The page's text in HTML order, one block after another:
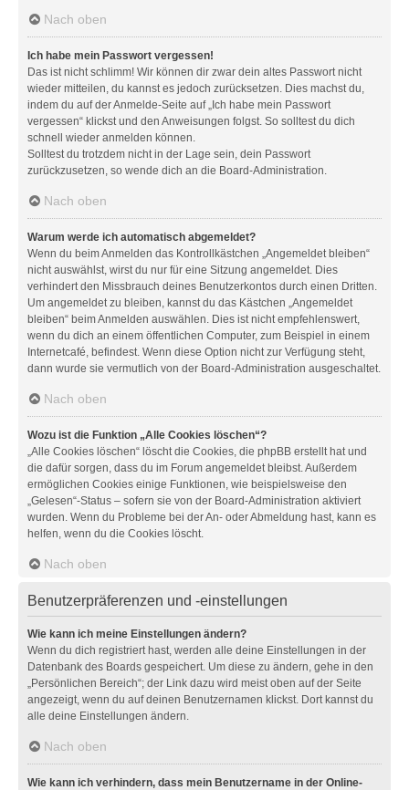
Nach oben
Ich habe mein Passwort vergessen!
Das ist nicht schlimm! Wir können dir zwar dein altes Passwort nicht
wieder mitteilen, du kannst es jedoch zurücksetzen. Dies machst du,
indem du auf der Anmelde-Seite auf „Ich habe mein Passwort
vergessen“ klickst und den Anweisungen folgst. So solltest du dich
schnell wieder anmelden können.
Solltest du trotzdem nicht in der Lage sein, dein Passwort
zurückzusetzen, so wende dich an die Board-Administration.
Nach oben
Warum werde ich automatisch abgemeldet?
Wenn du beim Anmelden das Kontrollkästchen „Angemeldet bleiben“
nicht auswählst, wirst du nur für eine Sitzung angemeldet. Dies
verhindert den Missbrauch deines Benutzerkontos durch einen Dritten.
Um angemeldet zu bleiben, kannst du das Kästchen „Angemeldet
bleiben“ beim Anmelden auswählen. Dies ist nicht empfehlenswert,
wenn du dich an einem öffentlichen Computer, zum Beispiel in einem
Internetcafé, befindest. Wenn diese Option nicht zur Verfügung steht,
dann wurde sie vermutlich von der Board-Administration ausgeschaltet.
Nach oben
Wozu ist die Funktion „Alle Cookies löschen“?
„Alle Cookies löschen“ löscht die Cookies, die phpBB erstellt hat und
die dafür sorgen, dass du im Forum angemeldet bleibst. Außerdem
ermöglichen Cookies einige Funktionen, wie beispielsweise den
„Gelesen“-Status – sofern sie von der Board-Administration aktiviert
wurden. Wenn du Probleme bei der An- oder Abmeldung hast, kann es
helfen, wenn du die Cookies löscht.
Nach oben
Benutzerpräferenzen und -einstellungen
Wie kann ich meine Einstellungen ändern?
Wenn du dich registriert hast, werden alle deine Einstellungen in der
Datenbank des Boards gespeichert. Um diese zu ändern, gehe in den
„Persönlichen Bereich“; der Link dazu wird meist oben auf der Seite
angezeigt, wenn du auf deinen Benutzernamen klickst. Dort kannst du
alle deine Einstellungen ändern.
Nach oben
Wie kann ich verhindern, dass mein Benutzername in der Online-